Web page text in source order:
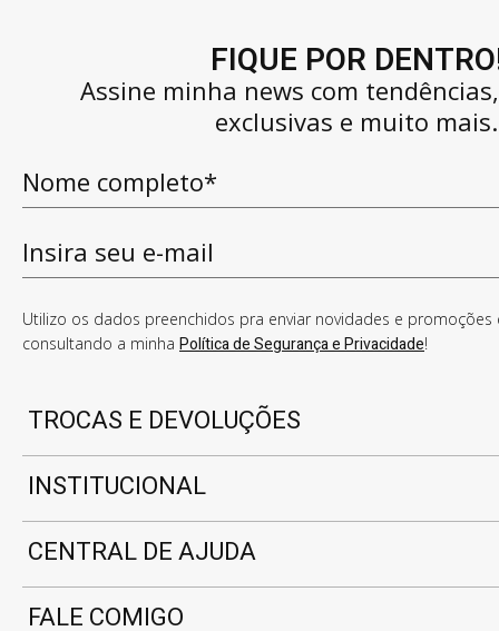
FIQUE POR
Assine minha news com
exclusivas e muito mais.
Utilizo os dados preenchidos pra enviar novidades e promoções
consultando a minha Política de Segurança e Privacidade!
TROCAS E DEVOLUÇÕES
INSTITUCIONAL
CENTRAL DE AJUDA
FALE COMIGO